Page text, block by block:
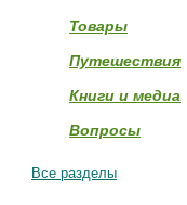
Товары
Путешествия
Книги и медиа
Вопросы
Все разделы